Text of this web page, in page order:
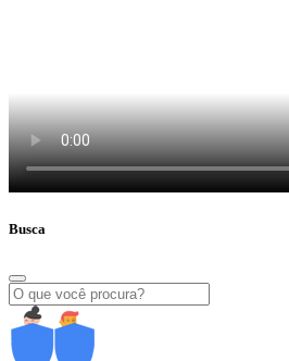
Busca